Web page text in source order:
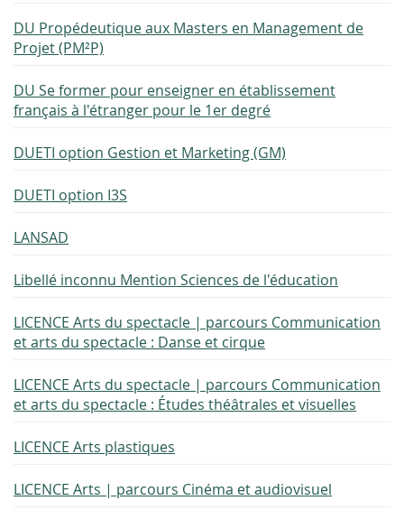
DU Propédeutique aux Masters en Management de
Projet (PM²P)
DU Se former pour enseigner en établissement
français à l'étranger pour le 1er degré
DUETI option Gestion et Marketing (GM)
DUETI option I3S
LANSAD
Libellé inconnu Mention Sciences de l'éducation
LICENCE Arts du spectacle | parcours Communication
et arts du spectacle : Danse et cirque
LICENCE Arts du spectacle | parcours Communication
et arts du spectacle : Études théâtrales et visuelles
LICENCE Arts plastiques
LICENCE Arts | parcours Cinéma et audiovisuel